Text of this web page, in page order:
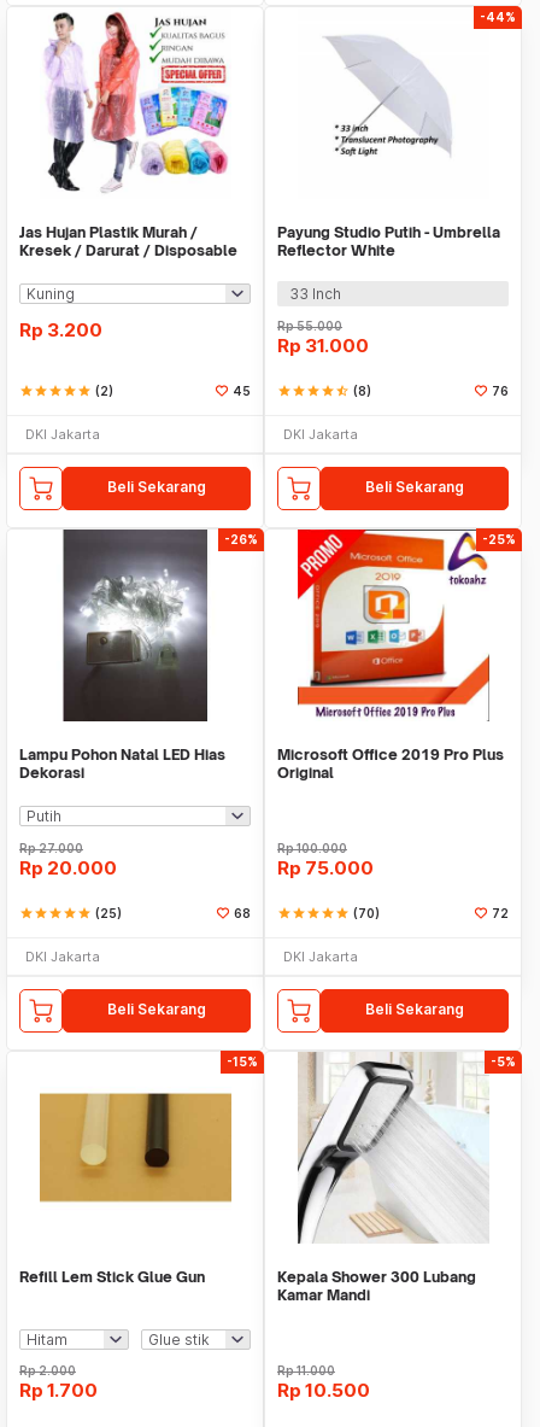
Jas Hujan Plastik Murah /
Kresek / Darurat / Disposable
Rp 3.200
starstarstarstarstar (2) 45
DKI Jakarta
Beli Sekarang
-44%
Payung Studio Putih - Umbrella
Reflector White
33 Inch
Rp55.000
Rp 31.000
starstarstarstarstar_half (8) 76
DKI Jakarta
Beli Sekarang
-26%
Lampu Pohon Natal LED Hias
Dekorasi
Rp27.000
Rp 20.000
starstarstarstarstar (25) 68
DKI Jakarta
Beli Sekarang
-25%
Microsoft Office 2019 Pro Plus
Original
Rp100.000
Rp 75.000
starstarstarstarstar (70) 72
DKI Jakarta
Beli Sekarang
-15%
Refill Lem Stick Glue Gun
Rp2.000
Rp 1.700
-5%
Kepala Shower 300 Lubang
Kamar Mandi
Rp11.000
Rp 10.500